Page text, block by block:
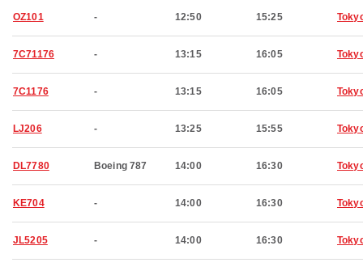
OZ101 - 12:50 15:25
7C71176 - 13:15 16:05
7C1176 - 13:15 16:05
LJ206 - 13:25 15:55
DL7780 Boeing 787 14:00 16:30
KE704 - 14:00 16:30
JL5205 - 14:00 16:30